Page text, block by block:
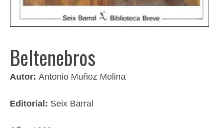
Beltenebros
Autor: Antonio Muñoz Molina
Editorial: Seix Barral